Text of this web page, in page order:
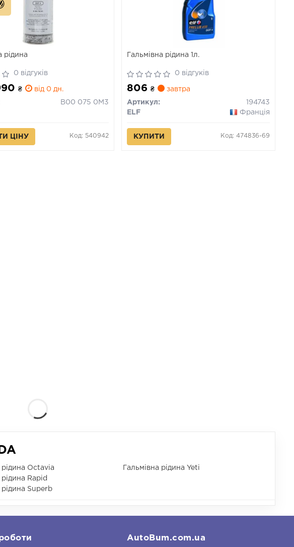
рідина
0 відгуків
₴ від 0 дн.
B00 075 0M3
ЦІНУ Код: 540942
Гальмівна рідина 1л.
0 відгуків
806₴ завтра
Артикул:
194743
ELF
Франція
КУПИТИ Код: 474836-69
рідина Octavia
рідина Rapid
рідина Superb
Гальмівна рідина Yeti
AutoBum.com.ua